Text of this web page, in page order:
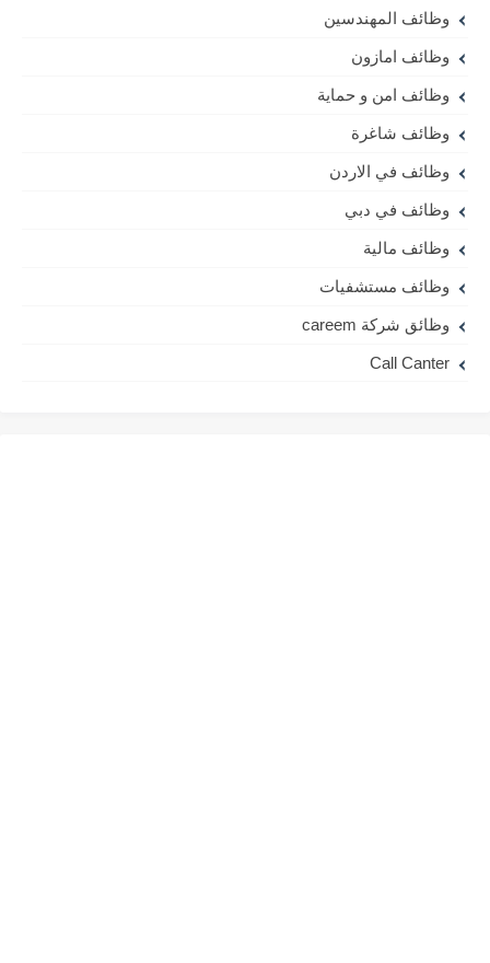
وظائف المهندسين
وظائف امازون
وظائف امن و حماية
وظائف شاغرة
وظائف في الاردن
وظائف في دبي
وظائف مالية
وظائف مستشفيات
وظائق شركة careem
Call Canter